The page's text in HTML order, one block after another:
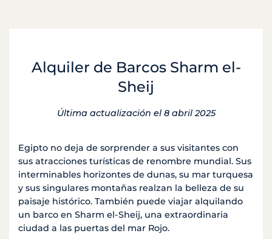
Alquiler de Barcos Sharm el-
Sheij
Última actualización el 8 abril 2025
Egipto no deja de sorprender a sus visitantes con
sus atracciones turísticas de renombre mundial. Sus
interminables horizontes de dunas, su mar turquesa
y sus singulares montañas realzan la belleza de su
paisaje histórico. También puede viajar alquilando
un barco en Sharm el-Sheij, una extraordinaria
ciudad a las puertas del mar Rojo.